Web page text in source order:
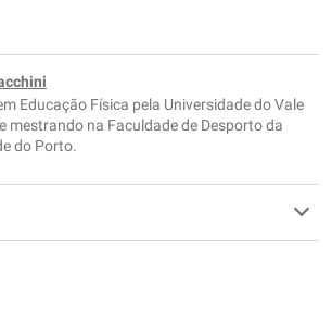
informação incorreta
tem a informação que procuro
Educação Física pela Universidade do Vale
mestrando na Faculdade de Desporto da
do Porto.